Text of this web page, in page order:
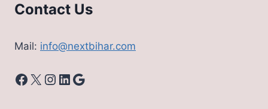
Contact Us
Mail: info@nextbihar.com
Facebook
X Instagram
LinkedIn
Google